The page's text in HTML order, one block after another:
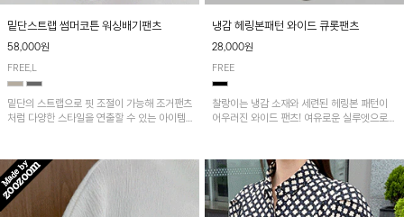
밑단스트랩 썸머코튼 워싱배기팬츠
58,000원
FREE,L
밑단의 스트랩으로 핏 조절이 가능해 조거팬츠
처럼 다양한 스타일을 연출할 수 있는 아이템!
냉감 헤링본패턴 와이드 큐롯팬츠
28,000원
FREE
찰랑이는 냉감 소재와 세련된 헤링본 패턴이
어우러진 와이드 팬츠! 여유로운 실루엣으로
다.